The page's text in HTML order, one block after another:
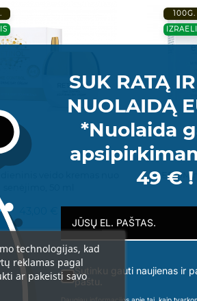
veido kremas nuo
100G.
technologijas, kad
reklamas pagal
ar pakeisti savo
SUK RATĄ
NUOLAIDĄ
*Nuolaida
49 € !
Sutinku gauti naujienas ir
paštu.